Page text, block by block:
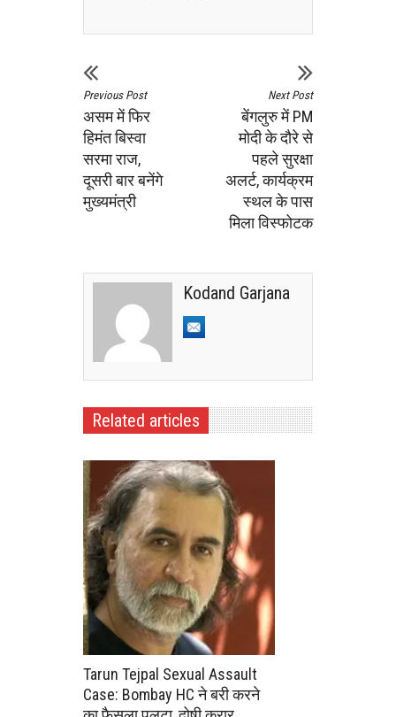
Previous Post
असम में फिर
हिमंत बिस्वा
सरमा राज,
दूसरी बार बनेंगे
मुख्यमंत्री
Next Post
बेंगलुरु में PM
मोदी के दौरे से
पहले सुरक्षा
अलर्ट, कार्यक्रम
स्थल के पास
मिला विस्फोटक
Kodand Garjana
Related articles
Tarun Tejpal Sexual Assault
Case: Bombay HC ने बरी करने